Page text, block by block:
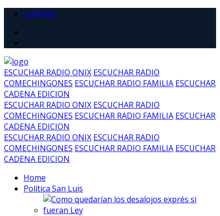
Contacto
ESCUCHAR RADIO ONIX ESCUCHAR RADIO
COMECHINGONES ESCUCHAR RADIO FAMILIA ESCUCHAR
CADENA EDICION
ESCUCHAR RADIO ONIX ESCUCHAR RADIO
COMECHINGONES ESCUCHAR RADIO FAMILIA ESCUCHAR
CADENA EDICION
ESCUCHAR RADIO ONIX ESCUCHAR RADIO
COMECHINGONES ESCUCHAR RADIO FAMILIA ESCUCHAR
CADENA EDICION
Home
Política San Luis